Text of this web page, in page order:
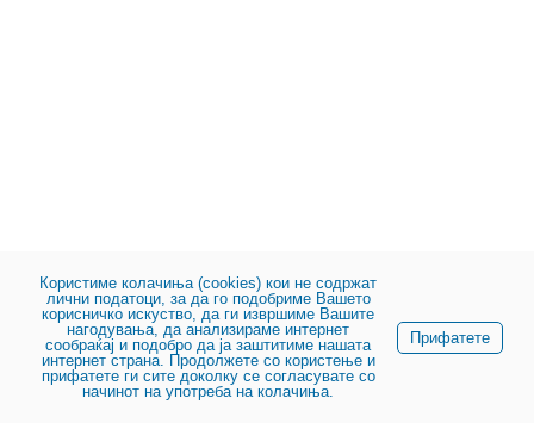
Користиме колачиња (cookies) кои не содржат
лични податоци, за да го подобриме Вашето
корисничко искуство, да ги извршиме Вашите
нагодувања, да анализираме интернет
сообраќај и подобро да ја заштитиме нашата
интернет страна. Продолжете со користење и
прифатете ги сите доколку се согласувате со
начинот на употреба на колачиња.
Прифатете